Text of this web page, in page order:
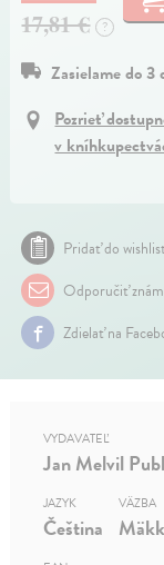
17,81 € ?
Zasielame do 3
Pozrieť
v
Pridať do
Odporučiť
Zdielať na
VYDAVATEĽ
Jan Melvil
JAZYK
Čeština
VÄZBA